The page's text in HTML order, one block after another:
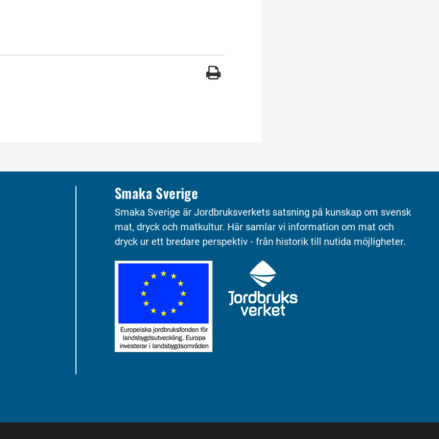
med
Smaka Sverige
Smaka Sverige är Jordbruksverkets satsning på kunskap om svensk
mat, dryck och matkultur. Här samlar vi information om mat och
dryck ur ett bredare perspektiv - från historik till nutida möjligheter.